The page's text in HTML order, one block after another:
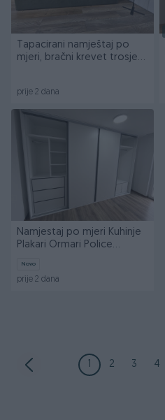
Tapacirani namještaj po
mjeri, bračni krevet trosjed
prije 2 dana
Namjestaj po mjeri Kuhinje
Plakari Ormari Police
Novo
prije 2 dana
1 2 3 4